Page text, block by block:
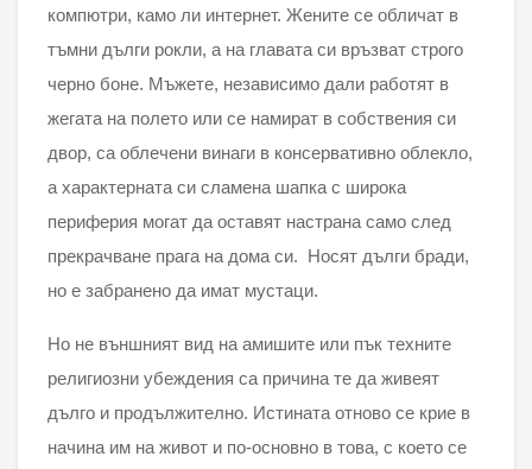
компютри, камо ли интернет. Жените се обличат в
тъмни дълги рокли, а на главата си връзват строго
черно боне. Мъжете, независимо дали работят в
жегата на полето или се намират в собствения си
двор, са облечени винаги в консервативно облекло,
а характерната си сламена шапка с широка
периферия могат да оставят настрана само след
прекрачване прага на дома си. Носят дълги бради,
но е забранено да имат мустаци.
Но не външният вид на амишите или пък техните
религиозни убеждения са причина те да живеят
дълго и продължително. Истината отново се крие в
начина им на живот и по-основно в това, с което се